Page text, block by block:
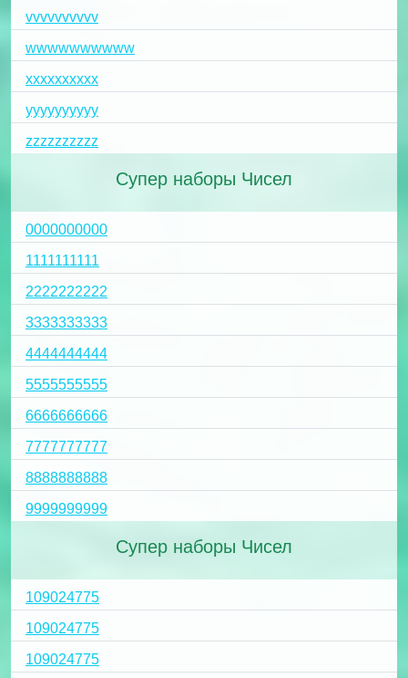
vvvvvvvvvv
wwwwwwwwww
xxxxxxxxxx
yyyyyyyyyy
zzzzzzzzzz
Супер наборы Чисел
0000000000
1111111111
2222222222
3333333333
4444444444
5555555555
6666666666
7777777777
8888888888
9999999999
Супер наборы Чисел
109024775
109024775
109024775